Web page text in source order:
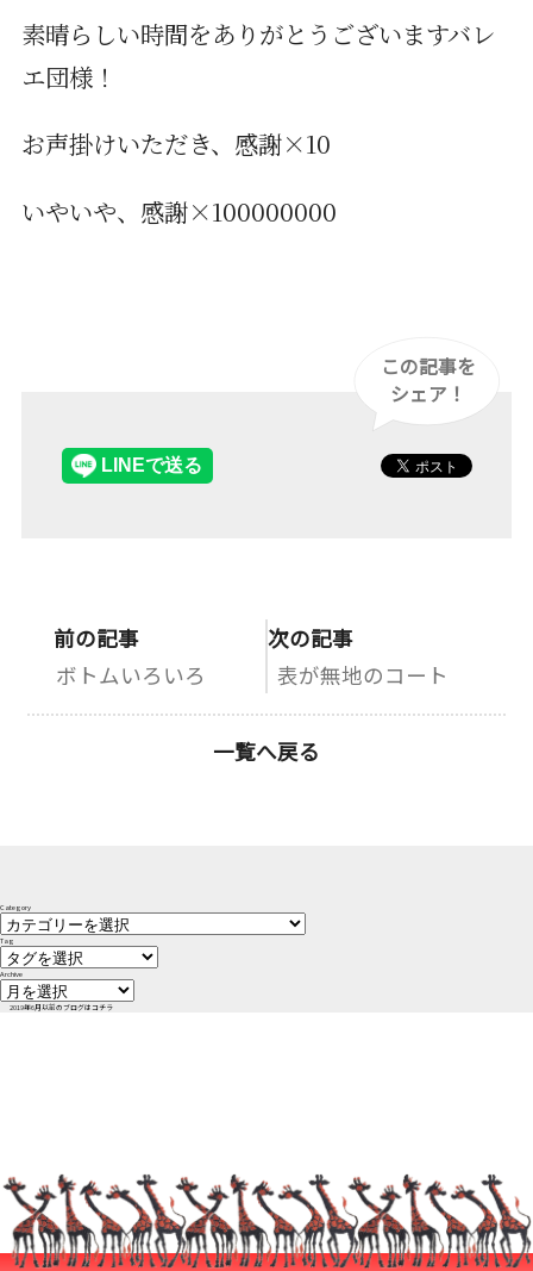
素晴らしい時間をありがとうございますバレ
エ団様！
お声掛けいただき、感謝×10
いやいや、感謝×100000000
この記事を
シェア！
前の記事
ボトムいろいろ
次の記事
表が無地のコート
一覧へ戻る
Category
Tag
Archive
2019年6月以前のブログはコチラ